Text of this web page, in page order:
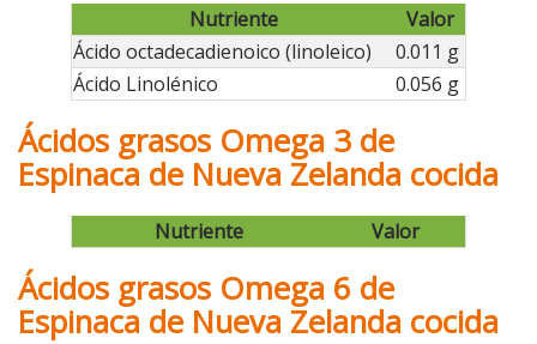
Nutriente
Valor
Ácido octadecadienoico (linoleico)
0.011 g
Ácido Linolénico
0.056 g
Ácidos grasos Omega 3 de
Espinaca de Nueva Zelanda cocida
Nutriente Valor
Ácidos grasos Omega 6 de
Espinaca de Nueva Zelanda cocida